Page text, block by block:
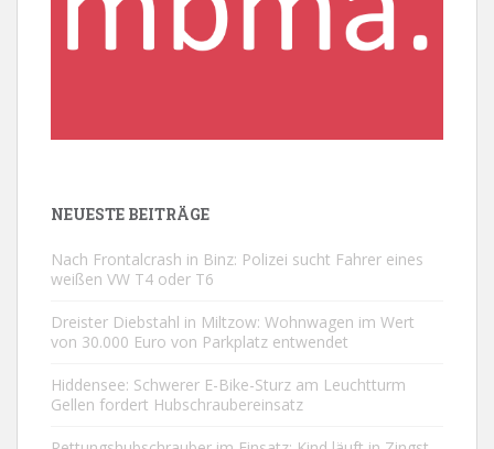
NEUESTE BEITRÄGE
Nach Frontalcrash in Binz: Polizei sucht Fahrer eines
weißen VW T4 oder T6
Dreister Diebstahl in Miltzow: Wohnwagen im Wert
von 30.000 Euro von Parkplatz entwendet
Hiddensee: Schwerer E-Bike-Sturz am Leuchtturm
Gellen fordert Hubschraubereinsatz